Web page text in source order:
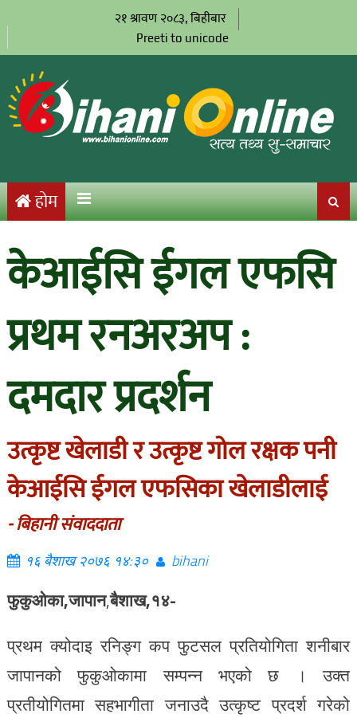
२१ श्रावण २०८३, बिहीबार
Preeti to unicode
होम
केआईसि ईगल एफसि
प्रथम रनअरअप :
दमदार प्रदर्शन
उत्कृष्ट खेलाडी र उत्कृष्ट गोल रक्षक पनी
केआईसि ईगल एफसिका खेलाडीलाई
- बिहानी संवाददाता
१६ बैशाख २०७६ १४:३० bihani
फुकुओका,जापान,बैशाख,१४-
प्रथम क्योदाइ रनिङ्ग कप फुटसल प्रतियोगिता शनीबार
जापानको फुकुओकामा सम्पन्न भएको छ । उक्त
प्रतीयोगितमा सहभागीता जनाउदै उत्कृष्ट प्रदर्श गरेको